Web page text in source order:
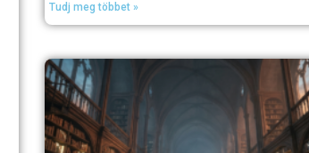
Tudj meg többet »